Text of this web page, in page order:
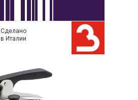
Сделано
в Италии